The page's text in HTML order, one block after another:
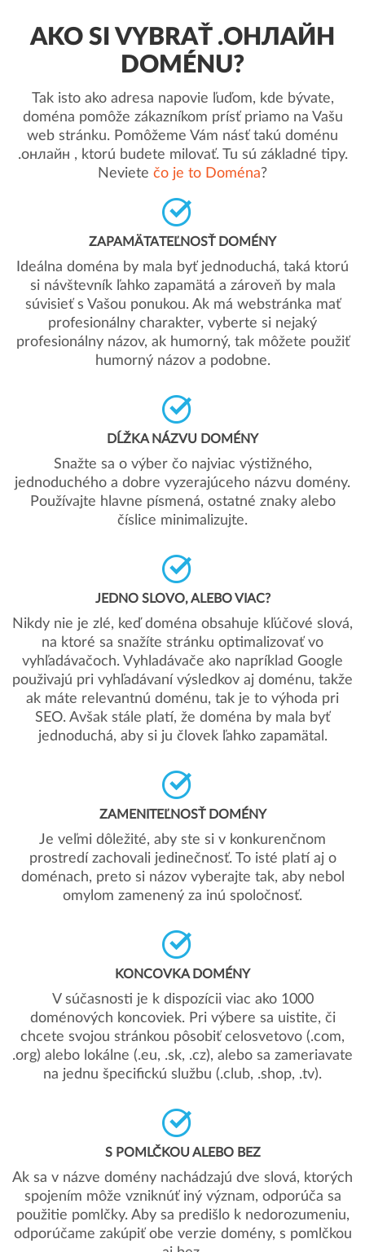
AKO SI VYBRAŤ .ОНЛАЙН
DOMÉNU?
Tak isto ako adresa napovie ľuďom, kde bývate,
doména pomôže zákazníkom prísť priamo na Vašu
web stránku. Pomôžeme Vám násť takú doménu
.онлайн , ktorú budete milovať. Tu sú základné tipy.
Neviete čo je to Doména?
ZAPAMÄTATEĽNOSŤ DOMÉNY
Ideálna doména by mala byť jednoduchá, taká ktorú
si návštevník ľahko zapamätá a zároveň by mala
súvisieť s Vašou ponukou. Ak má webstránka mať
profesionálny charakter, vyberte si nejaký
profesionálny názov, ak humorný, tak môžete použiť
humorný názov a podobne.
DĹŽKA NÁZVU DOMÉNY
Snažte sa o výber čo najviac výstižného,
jednoduchého a dobre vyzerajúceho názvu domény.
Používajte hlavne písmená, ostatné znaky alebo
číslice minimalizujte.
JEDNO SLOVO, ALEBO VIAC?
Nikdy nie je zlé, keď doména obsahuje kľúčové slová,
na ktoré sa snažíte stránku optimalizovať vo
vyhľadávačoch. Vyhladávače ako napríklad Google
použivajú pri vyhľadávaní výsledkov aj doménu, takže
ak máte relevantnú doménu, tak je to výhoda pri
SEO. Avšak stále platí, že doména by mala byť
jednoduchá, aby si ju človek ľahko zapamätal.
ZAMENITEĽNOSŤ DOMÉNY
Je veľmi dôležité, aby ste si v konkurenčnom
prostredí zachovali jedinečnosť. To isté platí aj o
doménach, preto si názov vyberajte tak, aby nebol
omylom zamenený za inú spoločnosť.
KONCOVKA DOMÉNY
V súčasnosti je k dispozícii viac ako 1000
doménových koncoviek. Pri výbere sa uistite, či
chcete svojou stránkou pôsobiť celosvetovo (.com,
.org) alebo lokálne (.eu, .sk, .cz), alebo sa zameriavate
na jednu špecifickú službu (.club, .shop, .tv).
S POMLČKOU ALEBO BEZ
Ak sa v názve domény nachádzajú dve slová, ktorých
spojením môže vzniknúť iný význam, odporúča sa
použitie pomlčky. Aby sa predišlo k nedorozumeniu,
odporúčame zakúpiť obe verzie domény, s pomlčkou